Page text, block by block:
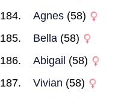
Agnes (58)
Bella (58)
Abigail (58)
Vivian (58)